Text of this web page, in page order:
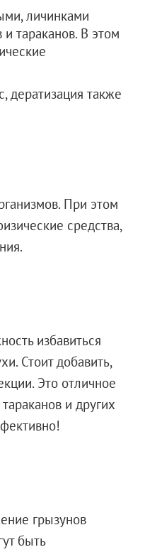
личинками
тараканов. В этом
дератизация также
При этом
средства,
избавиться
Стоит добавить,
Это отличное
и других
грызунов
быть